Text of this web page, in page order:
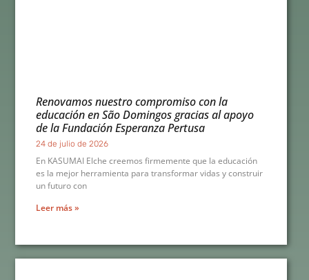
Renovamos nuestro compromiso con la
educación en São Domingos gracias al apoyo
de la Fundación Esperanza Pertusa
24 de julio de 2026
En KASUMAI Elche creemos firmemente que la educación
es la mejor herramienta para transformar vidas y construir
un futuro con
Leer más »